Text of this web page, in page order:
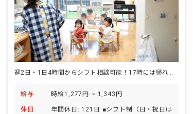
ることで、万が一チームにお休み先生が
いても、他のメンバーの業務負担が増え
ることがないようにしています。また、
新人の先生が「職員室フリー」に配属と
なった場合、多彩なチームを体験するこ
とができるので幅広い学びを得られるの
もメリットのひとつとなっています。
週2日・1日4時間からシフト相談可能！17時には帰れる栄養士のお仕事
給与 時給1,277円 ~ 1,343円
休日
年間休日: 121日 ■シフト制（日・祝日は